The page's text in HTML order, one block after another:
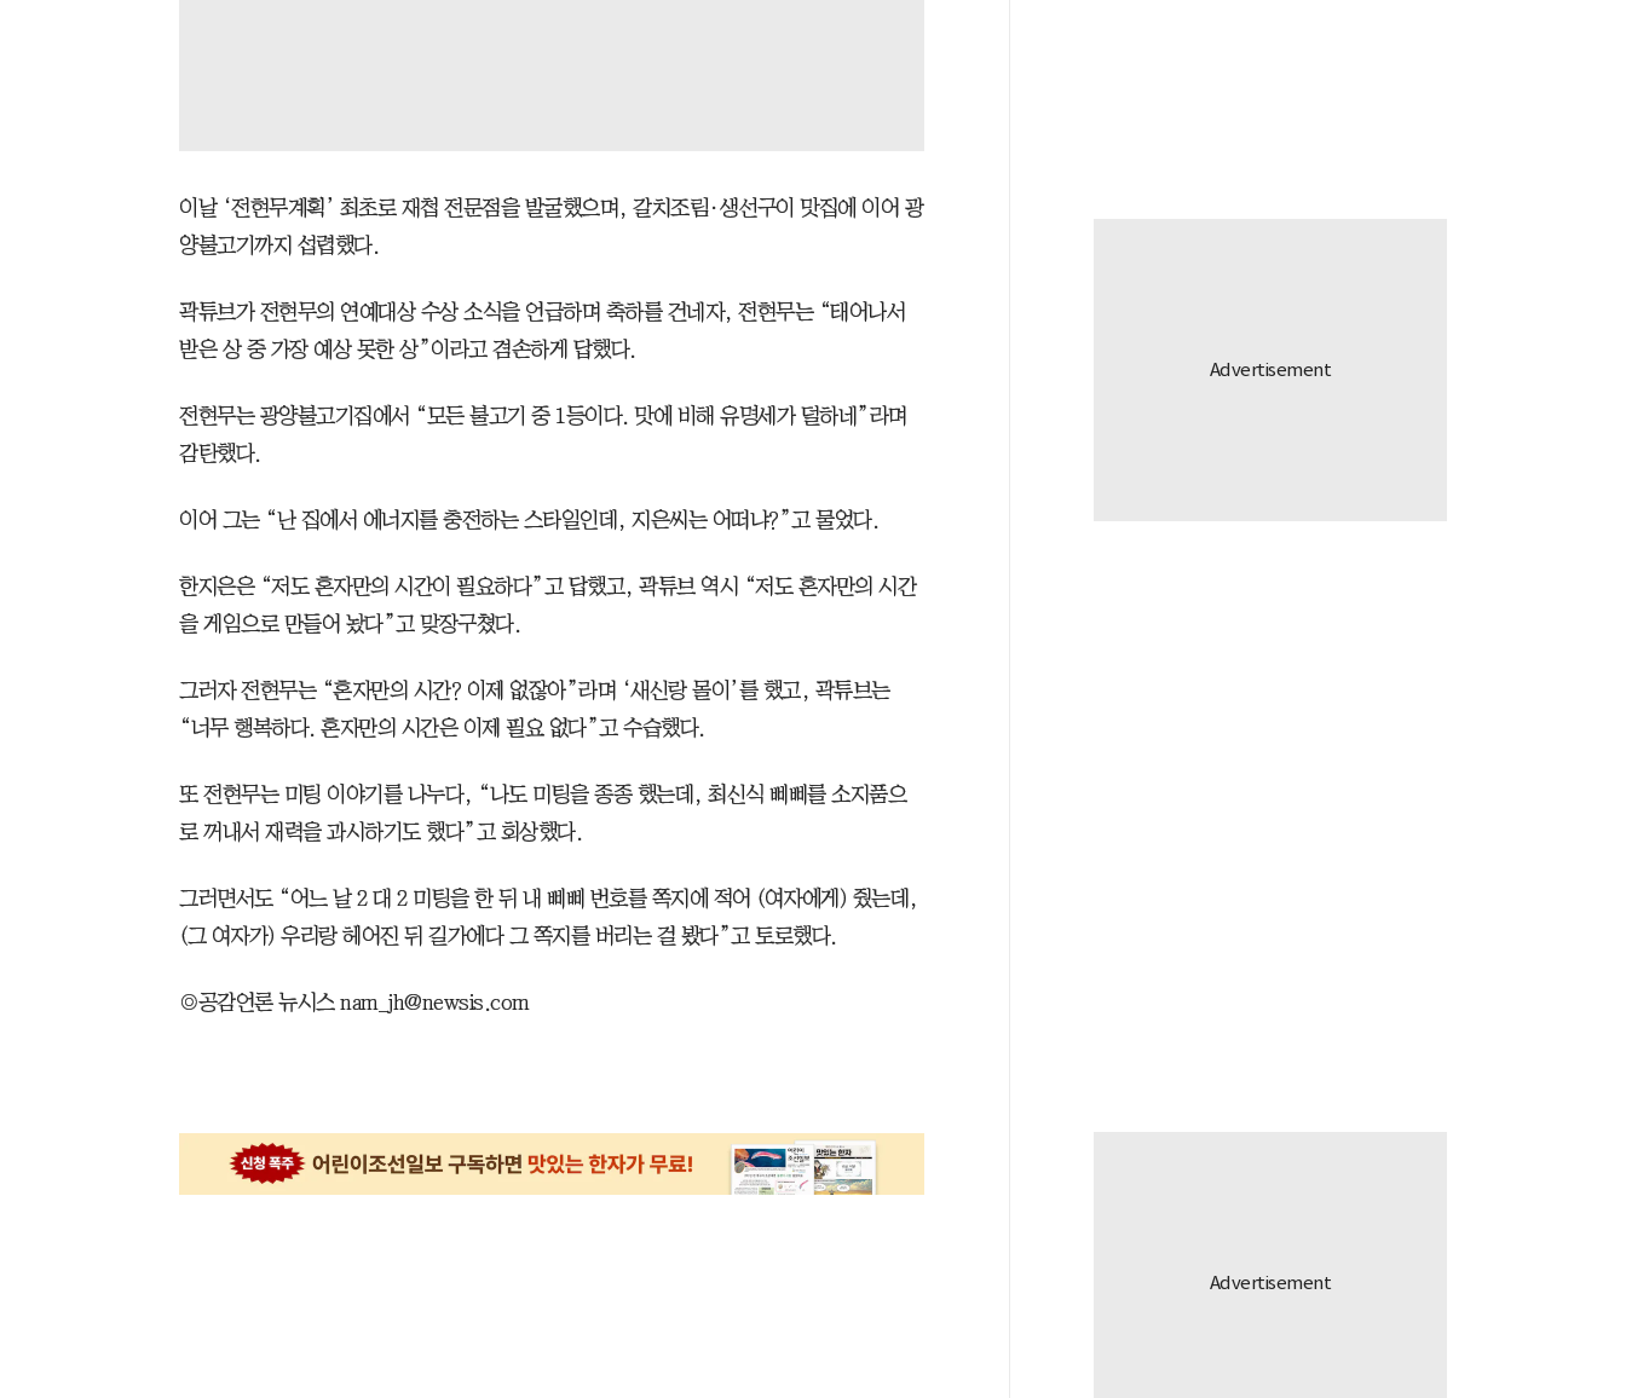
이날 ‘전현무계획’ 최초로 재첩 전문점을 발굴했으며, 갈치조림·생선구이 맛집에 이어 광
양불고기까지 섭렵했다.
곽튜브가 전현무의 연예대상 수상 소식을 언급하며 축하를 건네자, 전현무는 “태어나서
받은 상 중 가장 예상 못한 상”이라고 겸손하게 답했다.
전현무는 광양불고기집에서 “모든 불고기 중 1등이다. 맛에 비해 유명세가 덜하네”라며
감탄했다.
이어 그는 “난 집에서 에너지를 충전하는 스타일인데, 지은씨는 어떠냐?”고 물었다.
한지은은 “저도 혼자만의 시간이 필요하다”고 답했고, 곽튜브 역시 “저도 혼자만의 시간
을 게임으로 만들어 놨다”고 맞장구쳤다.
그러자 전현무는 “혼자만의 시간? 이제 없잖아”라며 ‘새신랑 몰이’를 했고, 곽튜브는
“너무 행복하다. 혼자만의 시간은 이제 필요 없다”고 수습했다.
또 전현무는 미팅 이야기를 나누다, “나도 미팅을 종종 했는데, 최신식 삐삐를 소지품으
로 꺼내서 재력을 과시하기도 했다”고 회상했다.
그러면서도 “어느 날 2 대 2 미팅을 한 뒤 내 삐삐 번호를 쪽지에 적어 (여자에게) 줬는데,
(그 여자가) 우리랑 헤어진 뒤 길가에다 그 쪽지를 버리는 걸 봤다”고 토로했다.
◎공감언론 뉴시스 nam_jh@newsis.com